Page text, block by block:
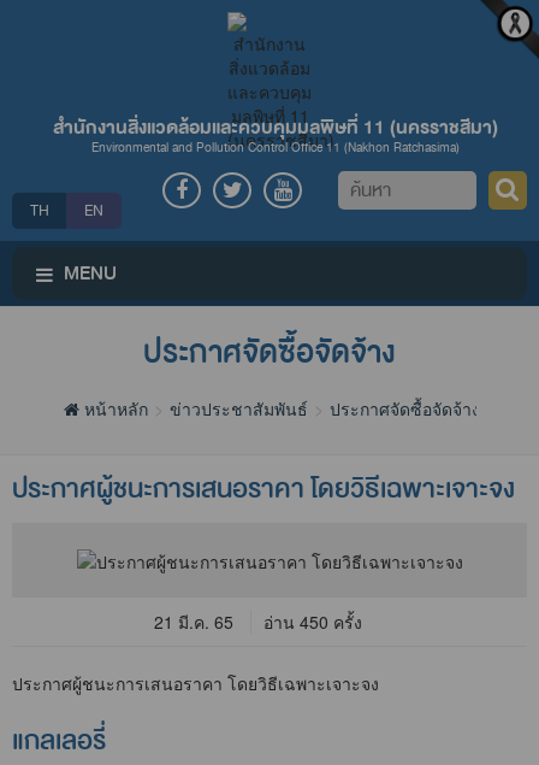
สำนักงานสิ่งแวดล้อมและควบคุมมลพิษที่ 11 (นครราชสีมา)
Environmental and Pollution Control Office 11 (Nakhon Ratchasima)
TH EN
ค้นหา
MENU
ประกาศจัดซื้อจัดจ้าง
หน้าหลัก ข่าวประชาสัมพันธ์ ประกาศจัดซื้อจัดจ้าง
ประกาศผู้ชนะการเสนอราคา โดยวิธีเฉพาะเจาะจง
21 มี.ค. 65 อ่าน 450 ครั้ง
ประกาศผู้ชนะการเสนอราคา โดยวิธีเฉพาะเจาะจง
แกลเลอรี่